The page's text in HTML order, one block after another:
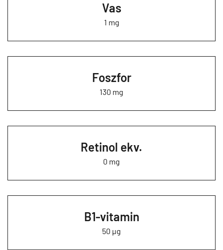
Vas
1 mg
Foszfor
130 mg
Retinol ekv.
0 mg
B1-vitamin
50 µg